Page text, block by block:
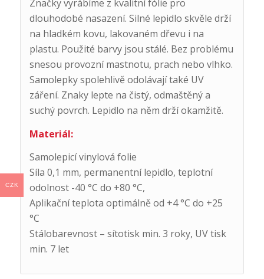
Značky vyrábíme z kvalitní fólie pro
dlouhodobé nasazení. Silné lepidlo skvěle drží
na hladkém kovu, lakovaném dřevu i na
plastu. Použité barvy jsou stálé. Bez problému
snesou provozní mastnotu, prach nebo vlhko.
Samolepky spolehlivě odolávají také UV
záření. Znaky lepte na čistý, odmaštěný a
suchý povrch. Lepidlo na něm drží okamžitě.
Materiál:
Samolepicí vinylová folie
Síla 0,1 mm, permanentní lepidlo, teplotní
odolnost -40 °C do +80 °C,
Aplikační teplota optimálně od +4 °C do +25
°C
Stálobarevnost – sítotisk min. 3 roky, UV tisk
min. 7 let
CZK